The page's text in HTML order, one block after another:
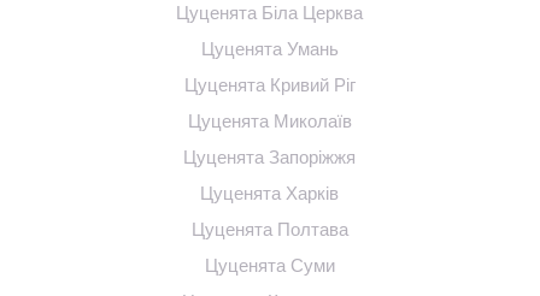
Цуценята Біла Церква
Цуценята Умань
Цуценята Кривий Ріг
Цуценята Миколаїв
Цуценята Запоріжжя
Цуценята Харків
Цуценята Полтава
Цуценята Суми